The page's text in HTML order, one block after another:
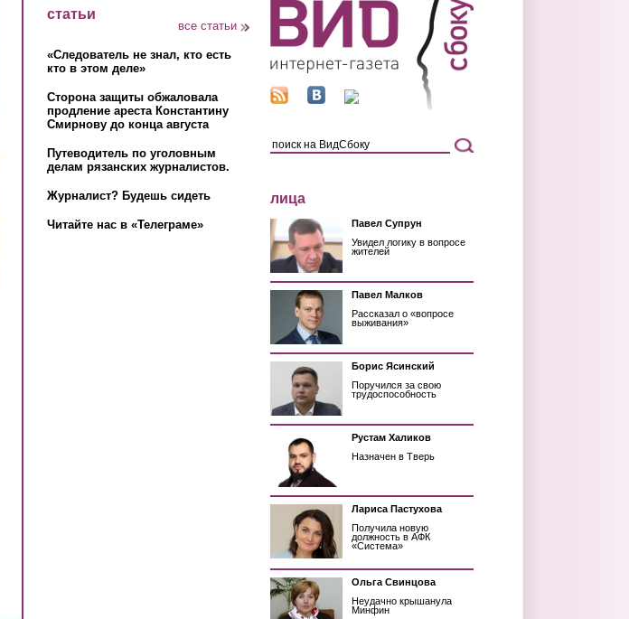
статьи
все статьи
«Следователь не знал, кто есть
кто в этом деле»
Сторона защиты обжаловала
продление ареста Константину
Смирнову до конца августа
Путеводитель по уголовным
делам рязанских журналистов.
Журналист? Будешь сидеть
Читайте нас в «Телеграме»
лица
Павел Супрун
Увидел логику в вопросе
жителей
Павел Малков
Рассказал о «вопросе
выживания»
Борис Ясинский
Поручился за свою
трудоспособность
Рустам Халиков
Назначен в Тверь
Лариса Пастухова
Получила новую
должность в АФК
«Система»
Ольга Свинцова
Неудачно крышанула
Минфин